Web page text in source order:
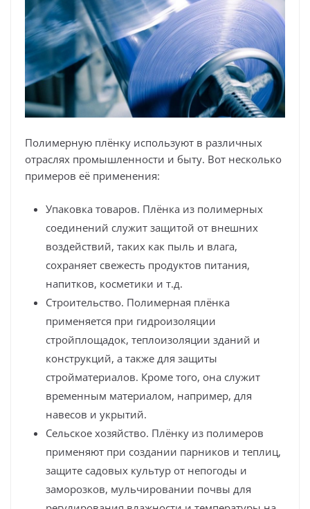
Полимерную плёнку используют в различных
отраслях промышленности и быту. Вот несколько
примеров её применения:
Упаковка товаров. Плёнка из полимерных
соединений служит защитой от внешних
воздействий, таких как пыль и влага,
сохраняет свежесть продуктов питания,
напитков, косметики и т.д.
Строительство. Полимерная плёнка
применяется при гидроизоляции
стройплощадок, теплоизоляции зданий и
конструкций, а также для защиты
стройматериалов. Кроме того, она служит
временным материалом, например, для
навесов и укрытий.
Сельское хозяйство. Плёнку из полимеров
применяют при создании парников и теплиц,
защите садовых культур от непогоды и
заморозков, мульчировании почвы для